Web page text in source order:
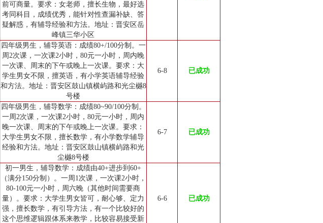
前可商量。要求：女老师，擅长生物，最好选
考同科目，成绩优秀，能针对性查漏补缺、答
疑解惑，有辅导经验和方法。地址：晋安区岳
峰镇三华小区
四年级男生，辅导英语：成绩80+/100分制。一
周2次课，一次课2小时，80元一小时，周内晚
一次课、周末的下午或晚上一次课。要求：大
学生男女不限，擅英语，有小学英语辅导经验
和方法。地址：晋安区鼓山镇横屿路和光尘樾8
号楼
6-8 已成功
四年级男生，辅导数学：成绩80~90/100分制。
一周2次课，一次课2小时，80元一小时，周内
晚一次课、周末的下午或晚上一次课。要求：
大学生男女不限，擅长数学，有小学数学辅导
经验和方法。地址：晋安区鼓山镇横屿路和光
尘樾8号楼
6-7 已成功
初一男生，辅导数学：成绩由40+进步到60+
（满分150分制）。一周1次课，一次课2小时，
80-100元一小时，周六晚（其他时间需要商
量）。要求：大学生男女皆可，耐心够、定力
强，擅长数学，有引导方法，有一个比较好的
这个思维逻辑跟体系来教学，比较容易接受新
6-6 已成功